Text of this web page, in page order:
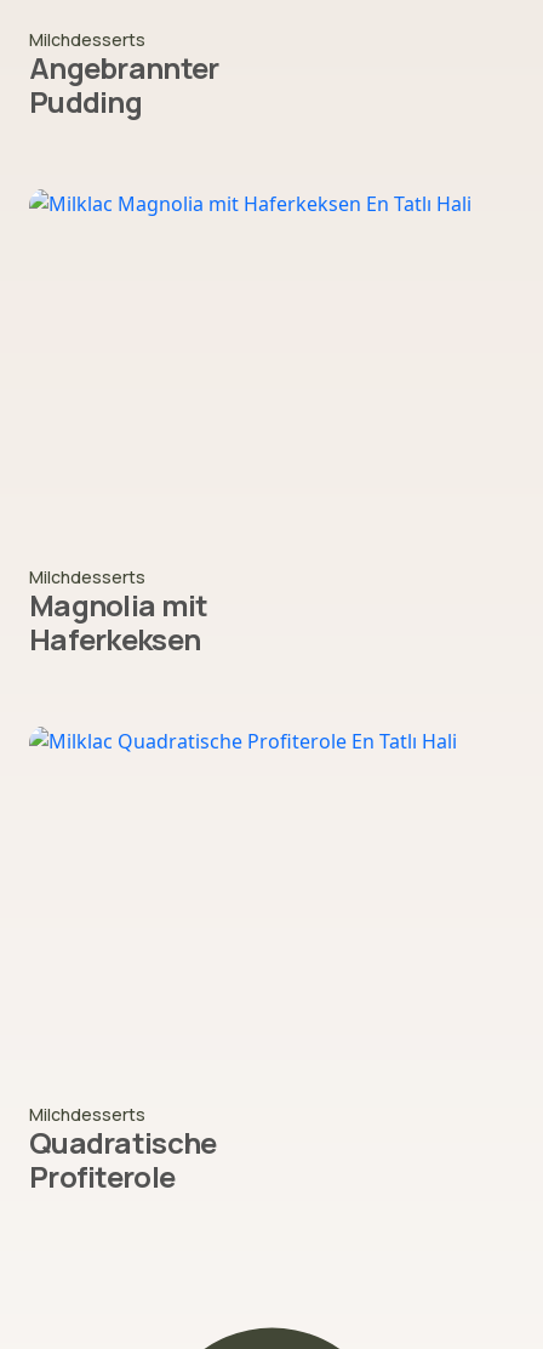
Milchdesserts
Angebrannter
Pudding
Milchdesserts
Magnolia mit
Haferkeksen
Milchdesserts
Quadratische
Profiterole